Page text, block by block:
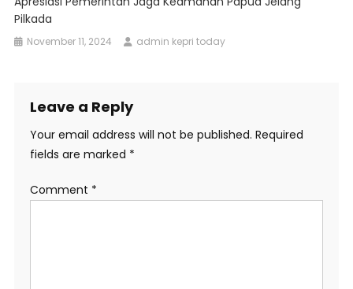
Pilkada
November 11, 2024 admin kepri today
Leave a Reply
Your email address will not be published. Required
fields are marked *
Comment *